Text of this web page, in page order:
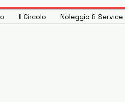
Il Circolo Noleggio & Service